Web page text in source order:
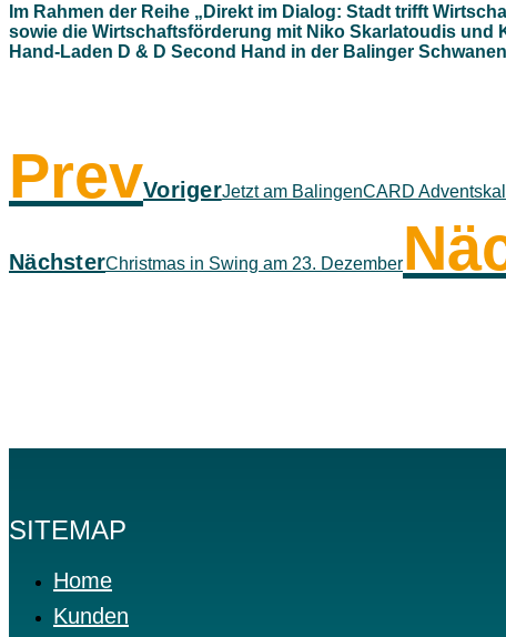
Im Rahmen der Reihe „Direkt im Dialog: Stadt trifft
sowie die Wirtschaftsförderung mit Niko Skarlatoudis und
Hand-Laden D & D Second Hand in der Balinger
PrevVorigerJetzt am BalingenCARD
NächsterChristmas in Swing am 23. Dezember
SITEMAP
Home
Kunden